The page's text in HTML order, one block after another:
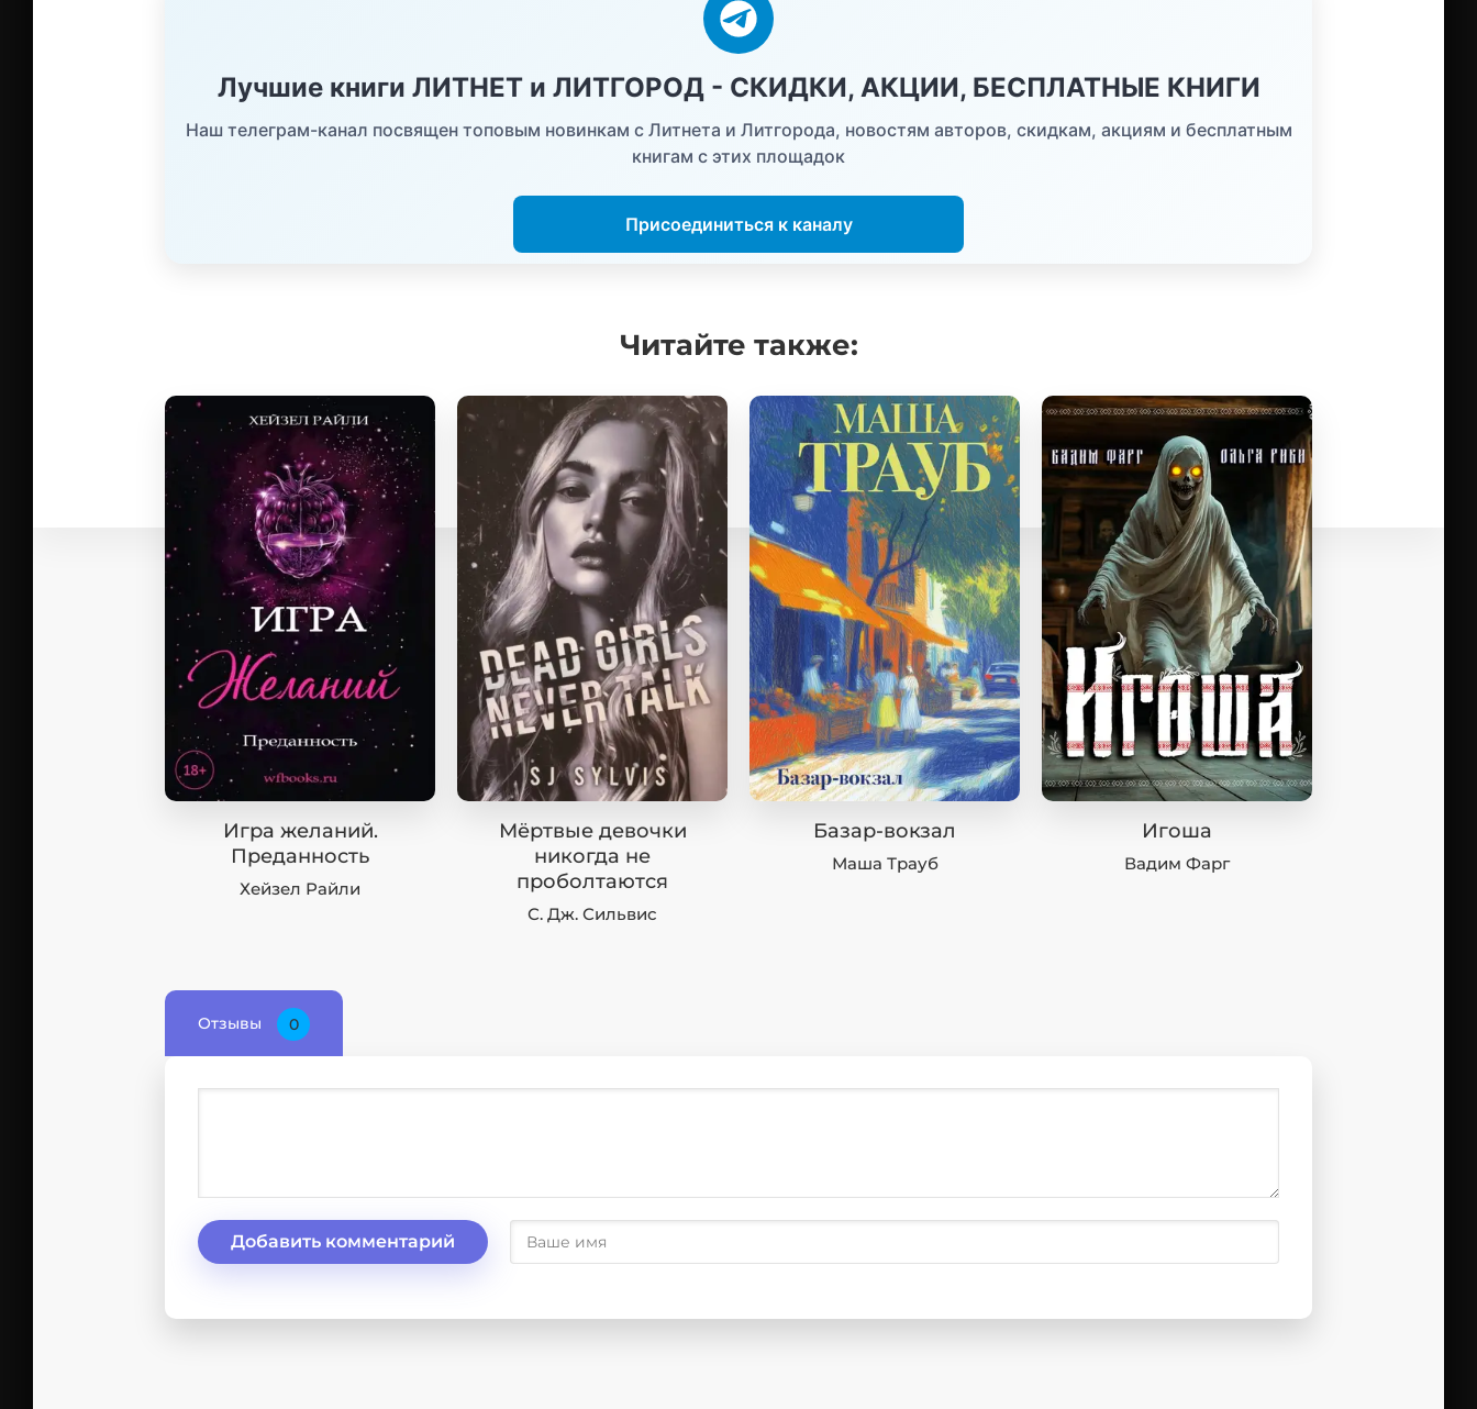
Лучшие книги ЛИТНЕТ и ЛИТГОРОД - СКИДКИ, АКЦИИ, БЕСПЛАТНЫЕ КНИГИ
Наш телеграм-канал посвящен топовым новинкам с Литнета и Литгорода, новостям авторов, скидкам, акциям и бесплатным
книгам с этих площадок
Присоединиться к каналу
Читайте также:
Игра желаний.
Преданность
Хейзел Райли
Мёртвые девочки
никогда не
проболтаются
С. Дж. Сильвис
Базар-вокзал
Маша Трауб
Игоша
Вадим Фарг
Отзывы 0
Добавить комментарий